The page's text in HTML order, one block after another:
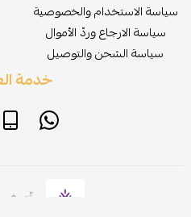
سياسة الاستخدام والخصوصية
سياسة الارجاع وردّ الأموال
سياسة الشحن والتوصيل
خدمة
موثّق